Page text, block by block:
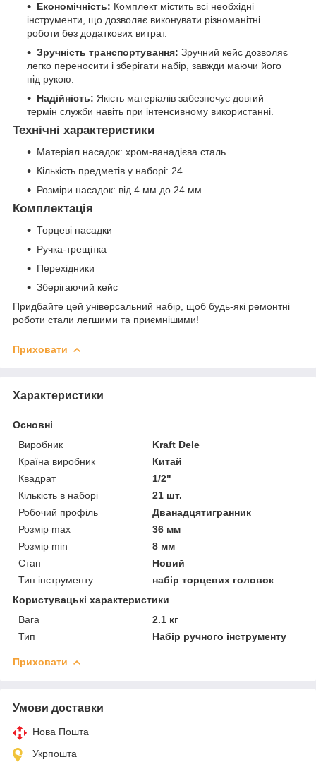
Економічність: Комплект містить всі необхідні
інструменти, що дозволяє виконувати різноманітні
роботи без додаткових витрат.
Зручність транспортування: Зручний кейс дозволяє
легко переносити і зберігати набір, завжди маючи його
під рукою.
Надійність: Якість матеріалів забезпечує довгий
термін служби навіть при інтенсивному використанні.
Технічні характеристики
Матеріал насадок: хром-ванадієва сталь
Кількість предметів у наборі: 24
Розміри насадок: від 4 мм до 24 мм
Комплектація
Торцеві насадки
Ручка-трещітка
Перехідники
Зберігаючий кейс
Придбайте цей універсальний набір, щоб будь-які ремонтні
роботи стали легшими та приємнішими!
Приховати
Характеристики
Основні
Виробник
Kraft Dele
Країна виробник
Китай
Квадрат
1/2"
Кількість в наборі
21 шт.
Робочий профіль
Дванадцятигранник
Розмір max
36 мм
Розмір min
8 мм
Стан
Новий
Тип інструменту
набір торцевих головок
Користувацькі характеристики
Вага
2.1 кг
Тип
Набір ручного інструменту
Приховати
Умови доставки
Нова Пошта
Укрпошта